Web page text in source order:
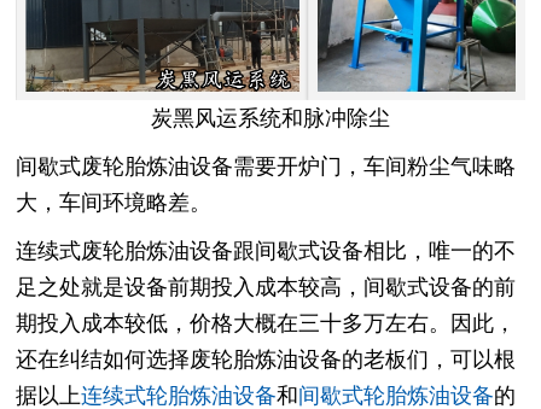
炭黑风运系统和脉冲除尘
间歇式废轮胎炼油设备需要开炉门，车间粉尘气味略
大，车间环境略差。
连续式废轮胎炼油设备跟间歇式设备相比，唯一的不
足之处就是设备前期投入成本较高，间歇式设备的前
期投入成本较低，价格大概在三十多万左右。因此，
还在纠结如何选择废轮胎炼油设备的老板们，可以根
据以上连续式轮胎炼油设备和间歇式轮胎炼油设备的